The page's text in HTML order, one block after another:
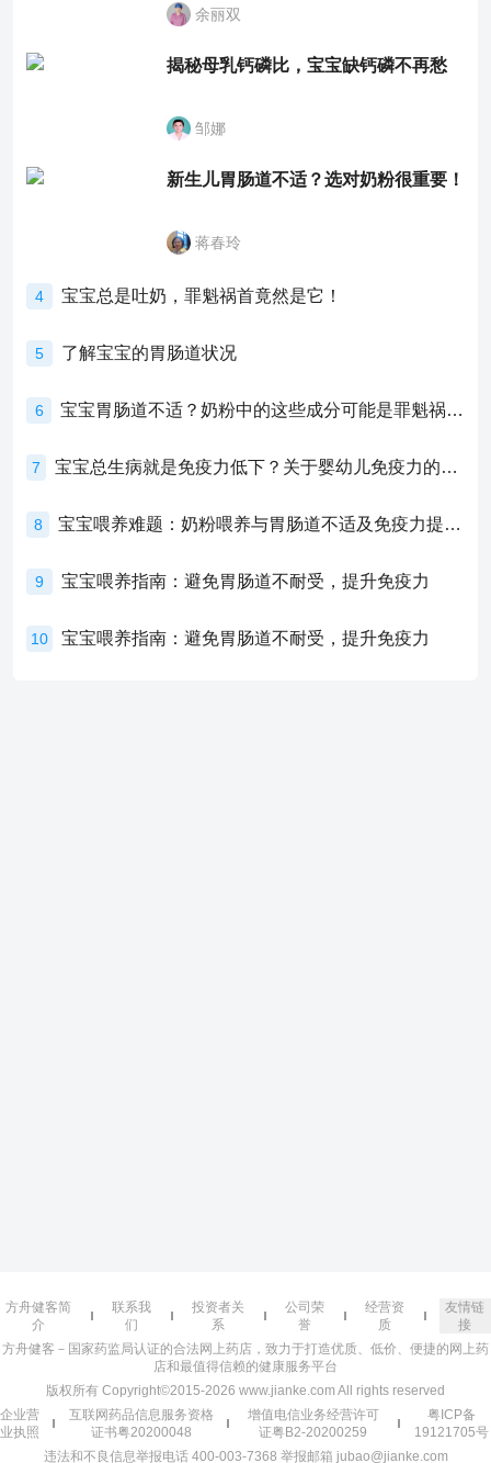
余丽双
揭秘母乳钙磷比，宝宝缺钙磷不再愁
邹娜
新生儿胃肠道不适？选对奶粉很重要！
蒋春玲
4 宝宝总是吐奶，罪魁祸首竟然是它！
5 了解宝宝的胃肠道状况
6 宝宝胃肠道不适？奶粉中的这些成分可能是罪魁祸首！
7 宝宝总生病就是免疫力低下？关于婴幼儿免疫力的真相，家长必须了解！
8 宝宝喂养难题：奶粉喂养与胃肠道不适及免疫力提升的奥秘
9 宝宝喂养指南：避免胃肠道不耐受，提升免疫力
10 宝宝喂养指南：避免胃肠道不耐受，提升免疫力
方舟健客简
介
联系我
们
投资者关
系
公司荣
誉
经营资
质
友情链
接
方舟健客－国家药监局认证的合法网上药店，致力于打造优质、低价、便捷的网上药
店和最值得信赖的健康服务平台
版权所有 Copyright©2015-2026 www.jianke.com All rights reserved
企业营
业执照
互联网药品信息服务资格
证书粤20200048
增值电信业务经营许可
证粤B2-20200259
粤ICP备
19121705号
违法和不良信息举报电话 400-003-7368 举报邮箱 jubao@jianke.com